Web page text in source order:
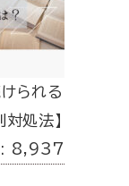
られる
処法】
: 8,937